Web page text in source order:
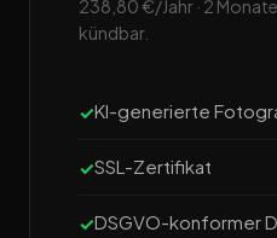
238,80 €/Jahr · 2
kündbar.
KI-generierte
SSL-Zertifikat
DSGVO-konformer